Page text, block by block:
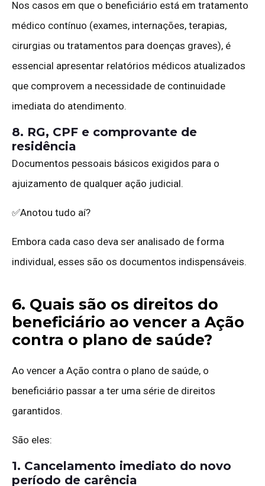
Nos casos em que o beneficiário está em tratamento
médico contínuo (exames, internações, terapias,
cirurgias ou tratamentos para doenças graves), é
essencial apresentar relatórios médicos atualizados
que comprovem a necessidade de continuidade
imediata do atendimento.
8. RG, CPF e comprovante de
residência
Documentos pessoais básicos exigidos para o
ajuizamento de qualquer ação judicial.
✅Anotou tudo aí?
Embora cada caso deva ser analisado de forma
individual, esses são os documentos indispensáveis.
6. Quais são os direitos do
beneficiário ao vencer a Ação
contra o plano de saúde?
Ao vencer a Ação contra o plano de saúde, o
beneficiário passar a ter uma série de direitos
garantidos.
São eles:
1. Cancelamento imediato do novo
período de carência